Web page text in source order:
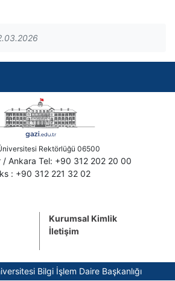
Rektörlüğü 06500
/ Ankara Tel: +90 312 202 20 00
: +90 312 221 32 02
Kurumsal Kimlik
İletişim
Bilgi İşlem Daire Başkanlığı